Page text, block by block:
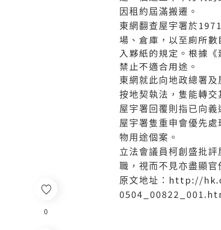
0
因租約屆滿搬遷。
東網翻查屋宇署於
場、倉庫，以至廁所
入夥紙的規定。根據
禁止不適合用途。
東網就此向地政總署
按地契執法，隻能轉
屋宇署回覆則指已向
屋宇署隻重申會優先
物用途個案。
立法會議員柯創盛批
職，視而不見亦盡顯
原文地址： http://